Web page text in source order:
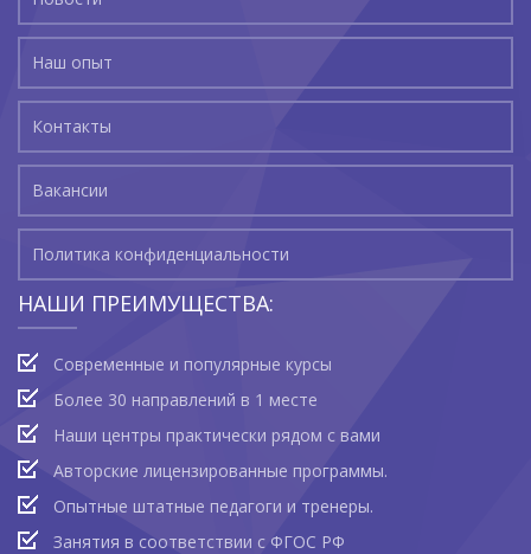
Наш опыт
Контакты
Вакансии
Политика конфиденциальности
НАШИ ПРЕИМУЩЕСТВА:
Современные и популярные курсы
Более 30 направлений в 1 месте
Наши центры практически рядом с вами
Авторские лицензированные программы.
Опытные штатные педагоги и тренеры.
Занятия в соответствии с ФГОС РФ